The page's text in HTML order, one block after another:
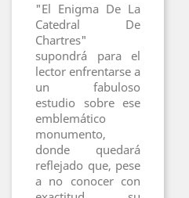
"El Enigma De La
Catedral De
Chartres"
supondrá para el
lector enfrentarse a
un fabuloso
estudio sobre ese
emblemático
monumento,
donde quedará
reflejado que, pese
a no conocer con